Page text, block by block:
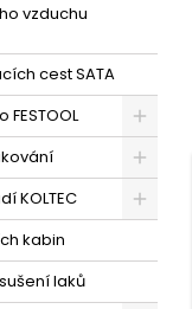
vzduchu
cest SATA
KOLTEC
kabin
laků